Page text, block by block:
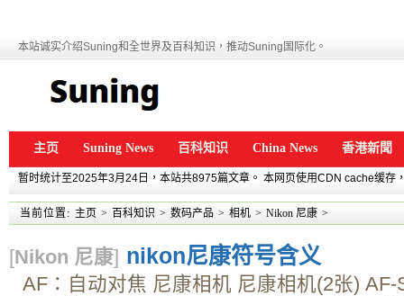
本站诚实介绍Suning和全世界及百科知识，推动Suning国际化。
主页 Suning News 百科知识 China News 香港新聞
暂时统计至2025年3月24日，本站共8975篇文章。 本网页使用CDN cache缓存
当前位置: 主页 > 百科知识 > 数码产品 > 相机 > Nikon 尼康 >
[Nikon 尼康] nikon尼康符号含义
AF：自动对焦 尼康相机 尼康相机(2张)